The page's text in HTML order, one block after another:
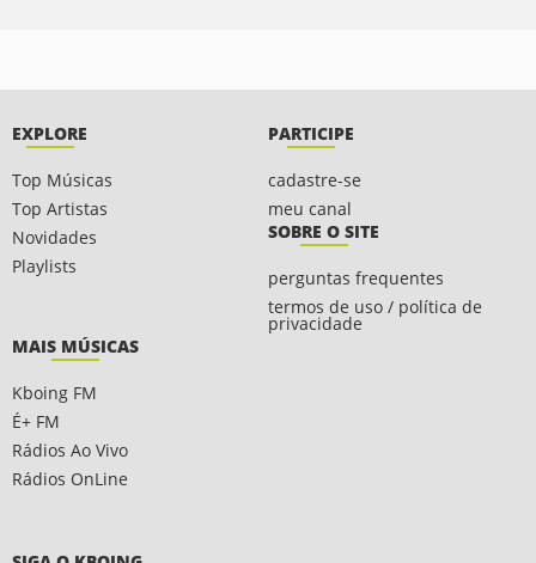
EXPLORE
Top Músicas
Top Artistas
Novidades
Playlists
PARTICIPE
cadastre-se
meu canal
SOBRE O SITE
perguntas frequentes
termos de uso / política de
privacidade
MAIS MÚSICAS
Kboing FM
É+ FM
Rádios Ao Vivo
Rádios OnLine